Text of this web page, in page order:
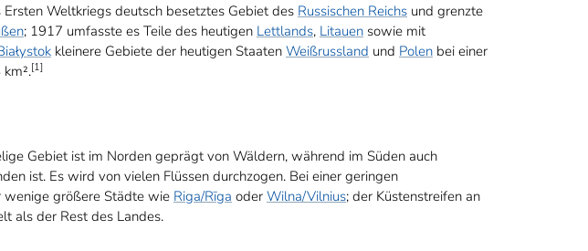
Weltkriegs deutsch besetztes Gebiet des Russischen Reichs und grenzte
; 1917 umfasste es Teile des heutigen Lettlands, Litauen sowie mit
kleinere Gebiete der heutigen Staaten Weißrussland und Polen bei einer
[1]
Gebiet ist im Norden geprägt von Wäldern, während im Süden auch
ist. Es wird von vielen Flüssen durchzogen. Bei einer geringen
wenige größere Städte wie Riga/Rīga oder Wilna/Vilnius; der Küstenstreifen an
als der Rest des Landes.